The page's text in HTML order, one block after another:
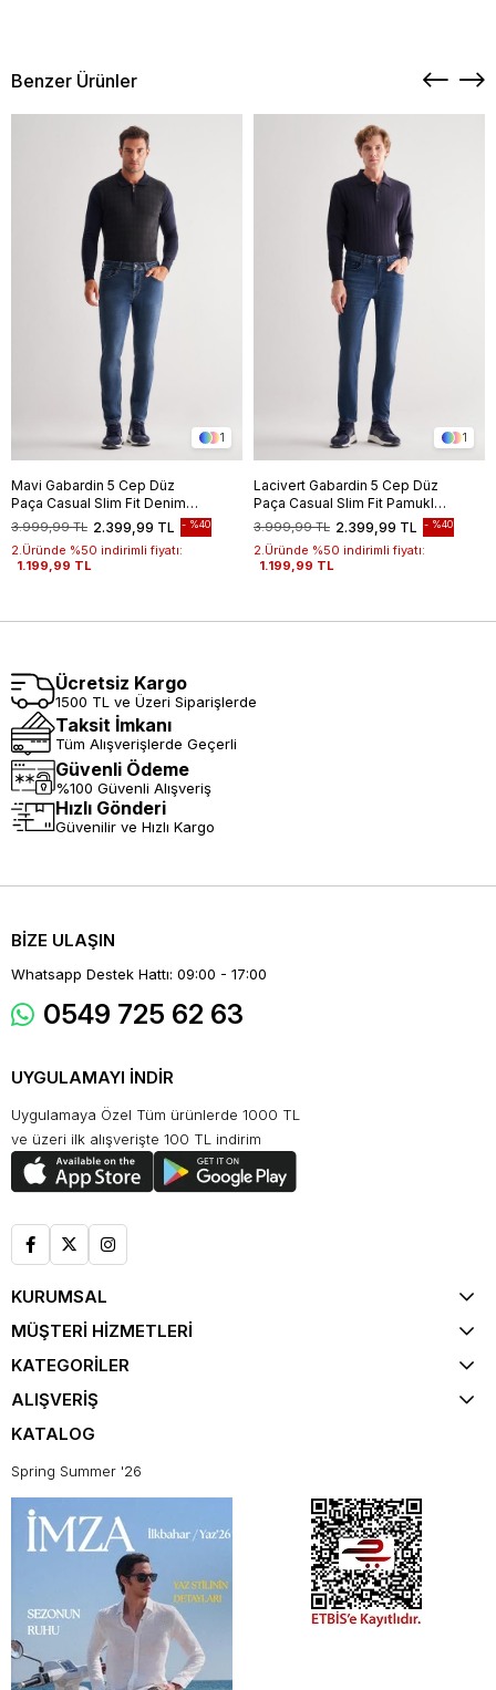
Benzer Ürünler
1
Mavi Gabardin 5 Cep Düz
Paça Casual Slim Fit Denim
Pantolon 1023255152-
2.399,99 TL
3.999,99 TL %40
2.Üründe %50 indirimli fiyatı:
1.199,99 TL
1
Lacivert Gabardin 5 Cep Düz
Paça Casual Slim Fit Pamuklu
Denim Pantolon 1023255151
2.399,99 TL
3.999,99 TL %40
2.Üründe %50 indirimli fiyatı:
1.199,99 TL
Ücretsiz Kargo
1500 TL ve Üzeri Siparişlerde
Taksit İmkanı
Tüm Alışverişlerde Geçerli
Güvenli Ödeme
%100 Güvenli Alışveriş
Hızlı Gönderi
Güvenilir ve Hızlı Kargo
BİZE ULAŞIN
Whatsapp Destek Hattı: 09:00 - 17:00
0549 725 62 63
UYGULAMAYI İNDİR
Uygulamaya Özel Tüm ürünlerde 1000 TL
ve üzeri ilk alışverişte 100 TL indirim
KURUMSAL
MÜŞTERİ HİZMETLERİ
KATEGORİLER
ALIŞVERİŞ
KATALOG
Spring Summer '26